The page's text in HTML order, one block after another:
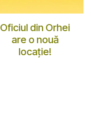
Oficiul din Orhei
are o nouă
locație!